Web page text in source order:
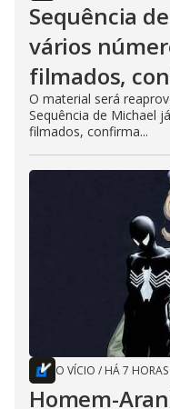
Sequência
vários
filmados,
O material será
Sequência de Michael
filmados, confirma...
O VÍCIO / HÁ 7 HORAS
Homem-